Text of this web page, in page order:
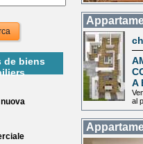
de biens
A
al